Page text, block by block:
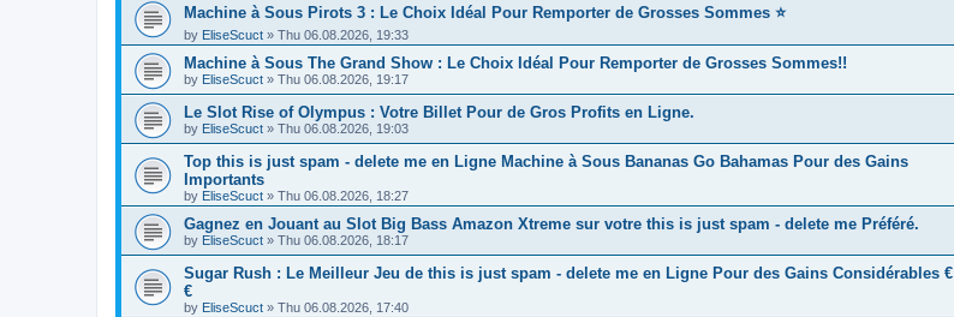
Machine à Sous Pirots 3 : Le Choix Idéal Pour Remporter de Grosses Sommes ⭐
by EliseScuct » Thu 06.08.2026, 19:33
Machine à Sous The Grand Show : Le Choix Idéal Pour Remporter de Grosses Sommes!!
by EliseScuct » Thu 06.08.2026, 19:17
Le Slot Rise of Olympus : Votre Billet Pour de Gros Profits en Ligne.
by EliseScuct » Thu 06.08.2026, 19:03
Top this is just spam - delete me en Ligne Machine à Sous Bananas Go Bahamas Pour des Gains
Importants
by EliseScuct » Thu 06.08.2026, 18:27
Gagnez en Jouant au Slot Big Bass Amazon Xtreme sur votre this is just spam - delete me Préféré.
by EliseScuct » Thu 06.08.2026, 18:17
Sugar Rush : Le Meilleur Jeu de this is just spam - delete me en Ligne Pour des Gains Considérables €
€
by EliseScuct » Thu 06.08.2026, 17:40